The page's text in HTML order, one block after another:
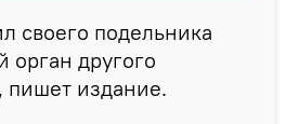
своего подельника
орган другого
пишет издание.